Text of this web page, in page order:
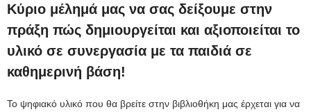
Κύριο μέλημά μας να σας δείξουμε στην
πράξη πώς δημιουργείται και αξιοποιείται το
υλικό σε συνεργασία με τα παιδιά σε
καθημερινή βάση!
Το ψηφιακό υλικό που θα βρείτε στην βιβλιοθήκη μας έρχεται για να